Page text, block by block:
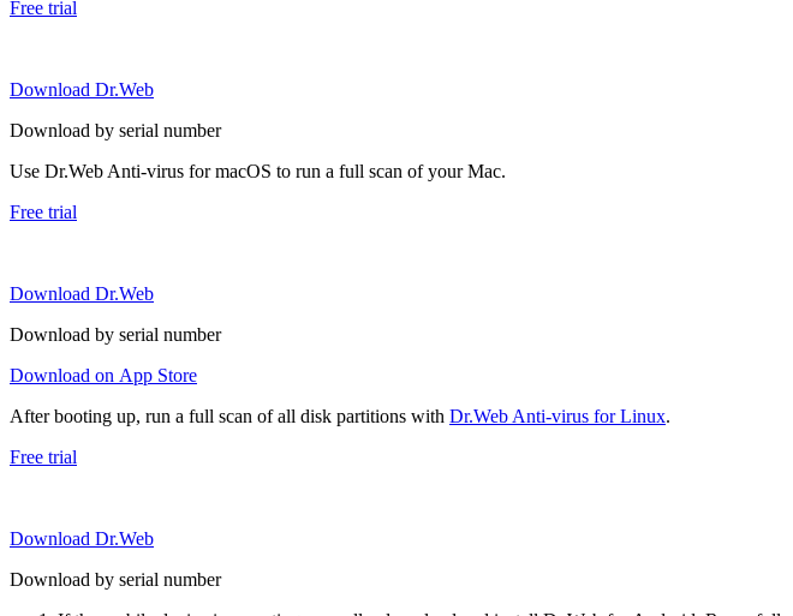
Free trial
Download Dr.Web
Download by serial number
Use Dr.Web Anti-virus for macOS to run a full scan of your Mac.
Free trial
Download Dr.Web
Download by serial number
Download on App Store
After booting up, run a full scan of all disk partitions with Dr.Web Anti-virus for Linux.
Free trial
Download Dr.Web
Download by serial number